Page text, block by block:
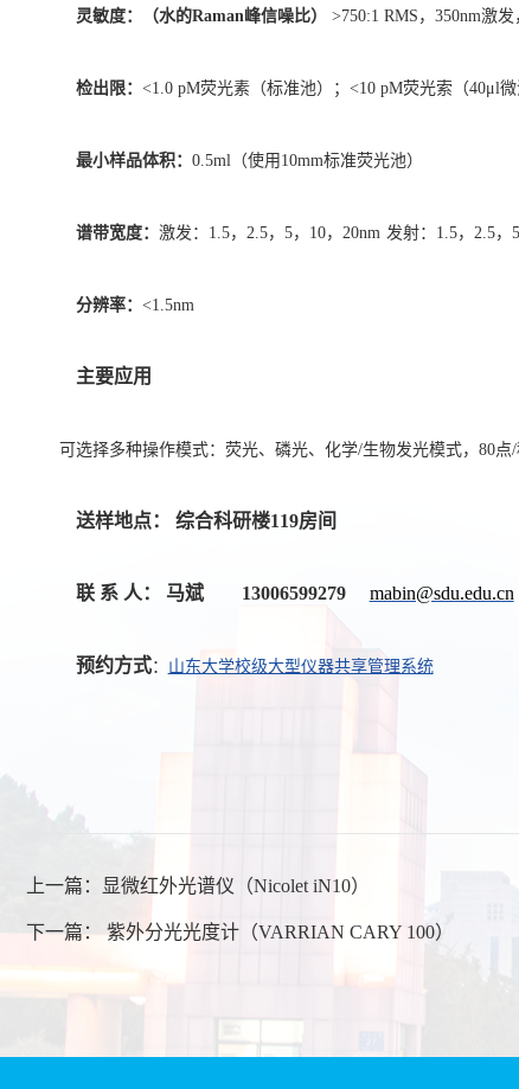
灵敏度：（水的Raman峰信噪比） >750:1 RMS，350nm激
检出限： <1.0 pM荧光素（标准池）；<10 pM荧光索（40μl微
最小样品体积： 0.5ml（使用10mm标准荧光池）
谱带宽度： 激发：1.5，2.5，5，10，20nm 发射：1.5，2.5，
分辨率： <1.5nm
主要应用
可选择多种操作模式：荧光、磷光、化学/生物发光模式，80
送样地点： 综合科研楼119房间
联 系 人： 马斌 13006599279 mabin@sdu.edu.cn
预约方式： 山东大学校级大型仪器共享管理系统
上一篇： 显微红外光谱仪（Nicolet iN10）
下一篇： 紫外分光光度计（VARRIAN CARY 100）